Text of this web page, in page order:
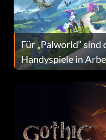
Für „Palworld“
Handyspiele in
dafür.